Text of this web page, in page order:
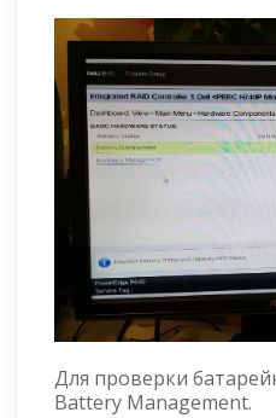
Для проверки
Battery Management.